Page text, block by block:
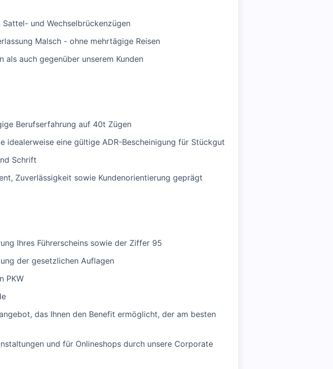
und Wechselbrückenzügen
Malsch - ohne mehrtägige Reisen
auch gegenüber unserem Kunden
Berufserfahrung auf 40t Zügen
idealerweise eine gültige ADR-Bescheinigung für Stückgut
Schrift
Zuverlässigkeit sowie Kundenorientierung geprägt
Ihres Führerscheins sowie der Ziffer 95
der gesetzlichen Auflagen
PKW
das Ihnen den Benefit ermöglicht, der am besten
und für Onlineshops durch unsere Corporate